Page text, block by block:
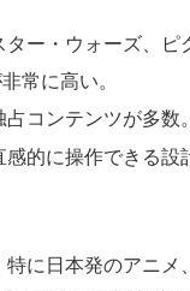
ー・ウォーズ、ピ
常に高い。
コンテンツが多数。
的に操作できる設
に日本発のアニ